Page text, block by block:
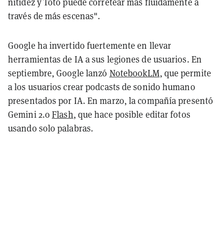
través de más escenas".
Google ha invertido fuertemente en llevar
herramientas de IA a sus legiones de usuarios. En
septiembre, Google lanzó NotebookLM, que permite
a los usuarios crear podcasts de sonido humano
presentados por IA. En marzo, la compañía presentó
Gemini 2.0Flash, que hace posible editar fotos
usando solo palabras.